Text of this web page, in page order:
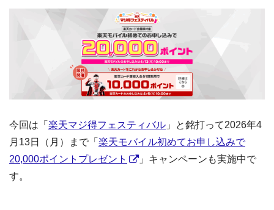
今回は「 楽天マジ得フェスティバル 」と銘打って2026年4
月13日（月）まで「 楽天モバイル初めてお申し込みで
20,000ポイントプレゼント
」キャンペーンも実施中で
す。